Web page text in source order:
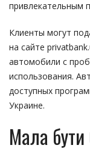
привлекательным
Клиенты могут
на сайте
автомобили с
использования.
доступных
Украине.
Мала бути